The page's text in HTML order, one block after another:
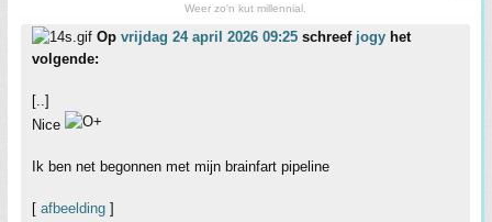
Weer zo'n kut millennial.
Op vrijdag 24 april 2026 09:25 schreef jogy het
volgende:
[..]
Nice
Ik ben net begonnen met mijn brainfart pipeline
[ afbeelding ]